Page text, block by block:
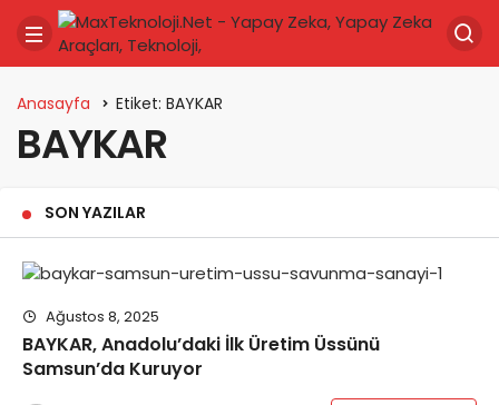
Anasayfa Etiket: BAYKAR
BAYKAR
SON YAZILAR
Ağustos 8, 2025
BAYKAR, Anadolu’daki İlk Üretim Üssünü
Samsun’da Kuruyor